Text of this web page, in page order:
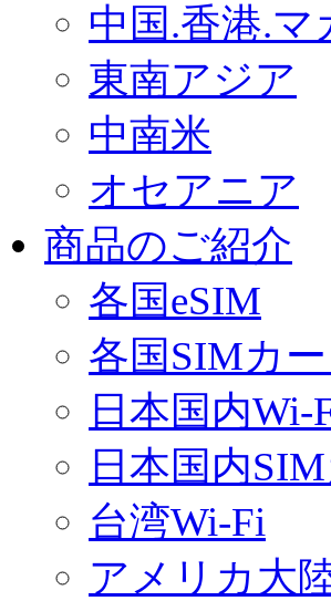
中国.香港.マ
東南アジア
中南米
オセアニア
商品のご紹介
各国eSIM
各国SIMカー
日本国内
日本国内
台湾Wi-Fi
アメリカ大